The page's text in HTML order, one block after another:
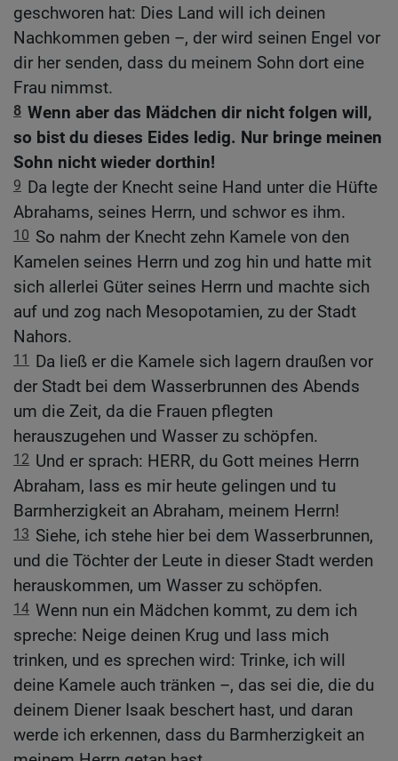
geschworen hat: Dies Land will ich deinen
Nachkommen geben –, der wird seinen Engel vor
dir her senden, dass du meinem Sohn dort eine
Frau nimmst.
8 Wenn aber das Mädchen dir nicht folgen will,
so bist du dieses Eides ledig. Nur bringe meinen
Sohn nicht wieder dorthin!
9 Da legte der Knecht seine Hand unter die Hüfte
Abrahams, seines Herrn, und schwor es ihm.
10 So nahm der Knecht zehn Kamele von den
Kamelen seines Herrn und zog hin und hatte mit
sich allerlei Güter seines Herrn und machte sich
auf und zog nach Mesopotamien, zu der Stadt
Nahors.
11
Da ließ er die Kamele sich lagern draußen vor
der Stadt bei dem Wasserbrunnen des Abends
um die Zeit, da die Frauen pflegten
herauszugehen und Wasser zu schöpfen.
12 Und er sprach: HERR, du Gott meines Herrn
Abraham, lass es mir heute gelingen und tu
Barmherzigkeit an Abraham, meinem Herrn!
13 Siehe, ich stehe hier bei dem Wasserbrunnen,
und die Töchter der Leute in dieser Stadt werden
herauskommen, um Wasser zu schöpfen.
14 Wenn nun ein Mädchen kommt, zu dem ich
spreche: Neige deinen Krug und lass mich
trinken, und es sprechen wird: Trinke, ich will
deine Kamele auch tränken –, das sei die, die du
deinem Diener Isaak beschert hast, und daran
werde ich erkennen, dass du Barmherzigkeit an